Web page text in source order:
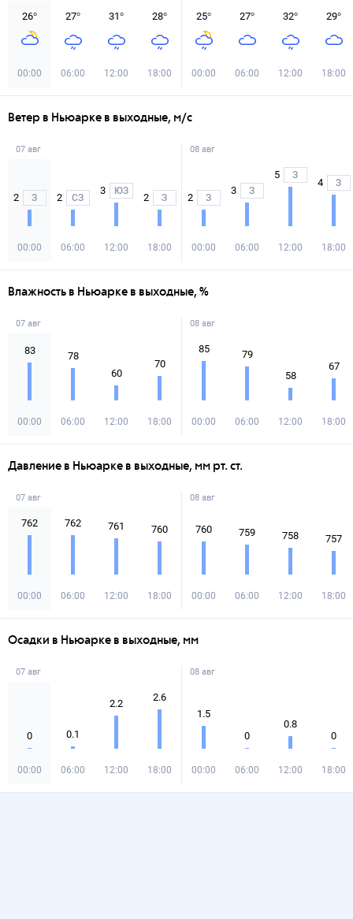
26°
00:00
27°
06:00
31°
12:00
28°
18:00
25°
00:00
27°
06:00
32°
12:00
29°
18:00
Ветер в Ньюарке в выходные, м/с
07 авг
2 З
00:00
2 СЗ
06:00
3 ЮЗ
12:00
2 З
18:00
08 авг
2 З
00:00
3 З
06:00
5 З
12:00
4 З
18:00
Влажность в Ньюарке в выходные, %
07 авг
83
00:00
78
06:00
60
12:00
70
18:00
08 авг
85
00:00
79
06:00
58
12:00
67
18:00
Давление в Ньюарке в выходные, мм рт. ст.
07 авг
762
00:00
762
06:00
761
12:00
760
18:00
08 авг
760
00:00
759
06:00
758
12:00
757
18:00
Осадки в Ньюарке в выходные, мм
07 авг
0
00:00
0.1
06:00
2.2
12:00
2.6
18:00
08 авг
1.5
00:00
0
06:00
0.8
12:00
0
18:00